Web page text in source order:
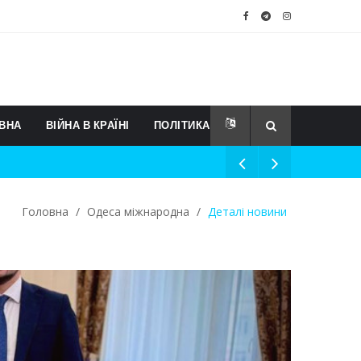
ВІЙНА В КРАЇНІ ПОЛІТИКА
Головна / Одеса міжнародна / Деталі новини